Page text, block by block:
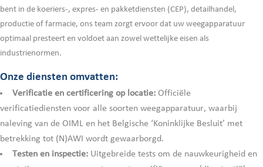
bent in de koeriers-, expres- en pakketdiensten (CEP), detailhandel,
productie of farmacie, ons team zorgt ervoor dat uw weegapparatuur
optimaal presteert en voldoet aan zowel wettelijke eisen als
industrienormen.
Onze diensten omvatten:
Verificatie en certificering op locatie: Officiële
verificatiediensten voor alle soorten weegapparatuur, waarbij
naleving van de OIML en het Belgische ‘Koninklijke Besluit’ met
betrekking tot (N)AWI wordt gewaarborgd.
Testen en inspectie: Uitgebreide tests om de nauwkeurigheid en